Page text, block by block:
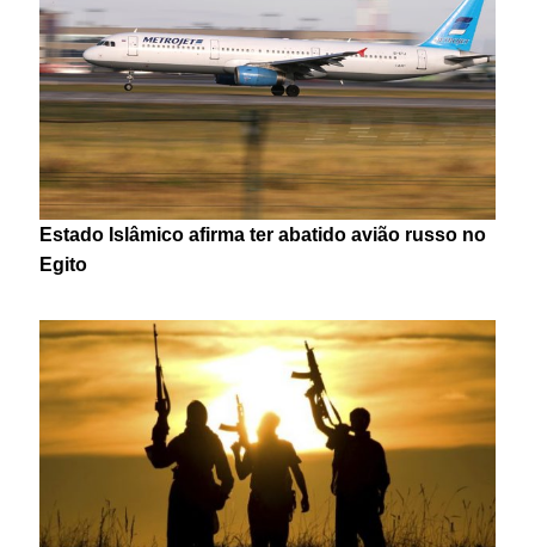
Estado Islâmico afirma ter abatido avião russo no
Egito